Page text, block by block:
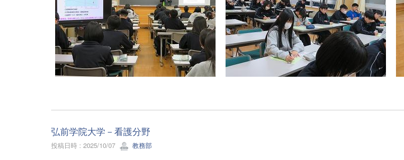
弘前学院大学－看護分野
投稿日時 : 2025/10/07 教務部